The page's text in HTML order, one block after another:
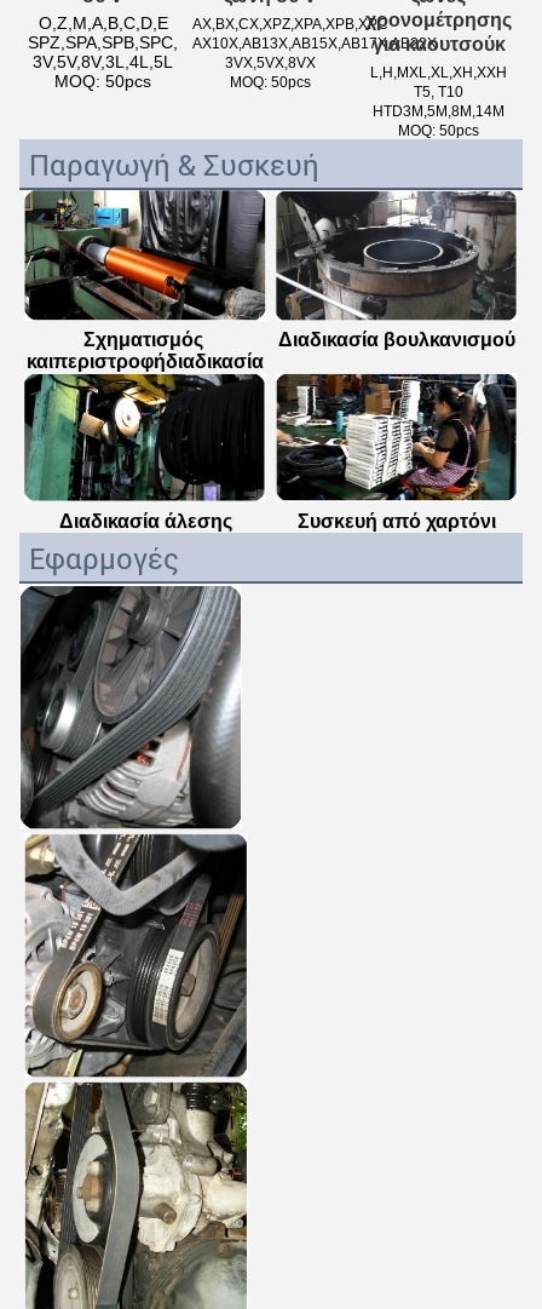
O,Z,M,A,B,C,D,E
SPZ,SPA,SPB,SPC,
3V,5V,8V,3L,4L,5L
MOQ: 50pcs
AX,BX,CX,XPZ,XPA,XPB,XPC
ΑΧ10Χ,ΑΒ13Χ,ΑΒ15Χ,ΑΒ17Χ,ΑΒ22Χ
3VX,5VX,8VX
MOQ: 50pcs
χρονομέτρησης
για καουτσούκ
L,H,MXL,XL,XH,XXH
Τ5, Τ10
HTD3M,5M,8M,14M
MOQ: 50pcs
Παραγωγή & Συσκευή
Σχηματισμός
καιπεριστροφήδιαδικασία
Διαδικασία βουλκανισμού
Διαδικασία άλεσης Συσκευή από χαρτόνι
Εφαρμογές